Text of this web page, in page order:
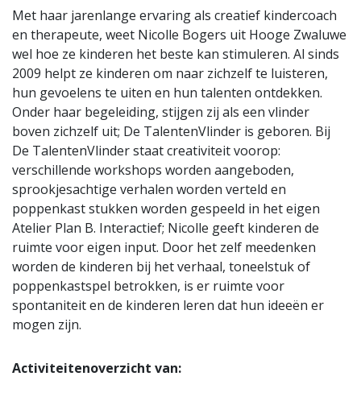
Met haar jarenlange ervaring als creatief kindercoach
en therapeute, weet Nicolle Bogers uit Hooge Zwaluwe
wel hoe ze kinderen het beste kan stimuleren. Al sinds
2009 helpt ze kinderen om naar zichzelf te luisteren,
hun gevoelens te uiten en hun talenten ontdekken.
Onder haar begeleiding, stijgen zij als een vlinder
boven zichzelf uit; De TalentenVlinder is geboren. Bij
De TalentenVlinder staat creativiteit voorop:
verschillende workshops worden aangeboden,
sprookjesachtige verhalen worden verteld en
poppenkast stukken worden gespeeld in het eigen
Atelier Plan B. Interactief; Nicolle geeft kinderen de
ruimte voor eigen input. Door het zelf meedenken
worden de kinderen bij het verhaal, toneelstuk of
poppenkastspel betrokken, is er ruimte voor
spontaniteit en de kinderen leren dat hun ideeën er
mogen zijn.
Activiteitenoverzicht van: